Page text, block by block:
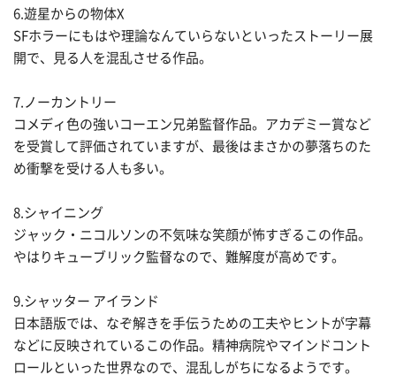
6.遊星からの物体X
SFホラーにもはや理論なんていらないといったストーリー展
開で、見る人を混乱させる作品。
7.ノーカントリー
コメディ色の強いコーエン兄弟監督作品。アカデミー賞など
を受賞して評価されていますが、最後はまさかの夢落ちのた
め衝撃を受ける人も多い。
8.シャイニング
ジャック・ニコルソンの不気味な笑顔が怖すぎるこの作品。
やはりキューブリック監督なので、難解度が高めです。
9.シャッター アイランド
日本語版では、なぞ解きを手伝うための工夫やヒントが字幕
などに反映されているこの作品。精神病院やマインドコント
ロールといった世界なので、混乱しがちになるようです。